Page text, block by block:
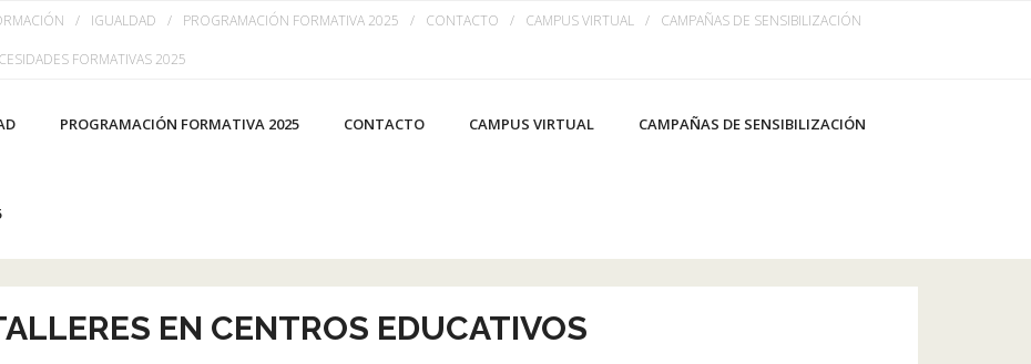
IGUALDAD PROGRAMACIÓN FORMATIVA 2025 CONTACTO CAMPUS VIRTUAL CAMPAÑAS DE SENSIBILIZACIÓN
FORMATIVAS 2025
PROGRAMACIÓN FORMATIVA 2025 CONTACTO CAMPUS VIRTUAL CAMPAÑAS DE SENSIBILIZACIÓN
EN CENTROS EDUCATIVOS